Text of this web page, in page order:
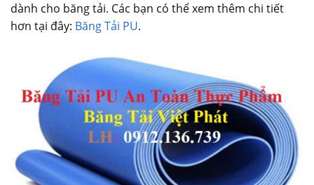
dành cho băng tải. Các bạn có thể xem thêm chi tiết
hơn tại đây: Băng Tải PU.